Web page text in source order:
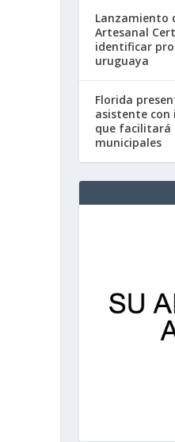
Lanzamiento
Artesanal
identificar
uruguaya
Florida
asistente
que facilitará
municipales